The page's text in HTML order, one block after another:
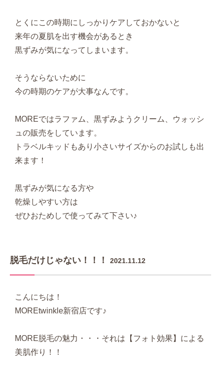
とくにこの時期にしっかりケアしておかないと
来年の夏肌を出す機会があるとき
黒ずみが気になってしまいます。
そうならないために
今の時期のケアが大事なんです。
MOREではラファム、黒ずみようクリーム、ウォッシ
ュの販売をしています。
トラベルキッドもあり小さいサイズからのお試しも出
来ます！
黒ずみが気になる方や
乾燥しやすい方は
ぜひおためしで使ってみて下さい♪
脱毛だけじゃない！！！ 2021.11.12
こんにちは！
MOREtwinkle新宿店です♪
MORE脱毛の魅力・・・それは【フォト効果】による
美肌作り！！